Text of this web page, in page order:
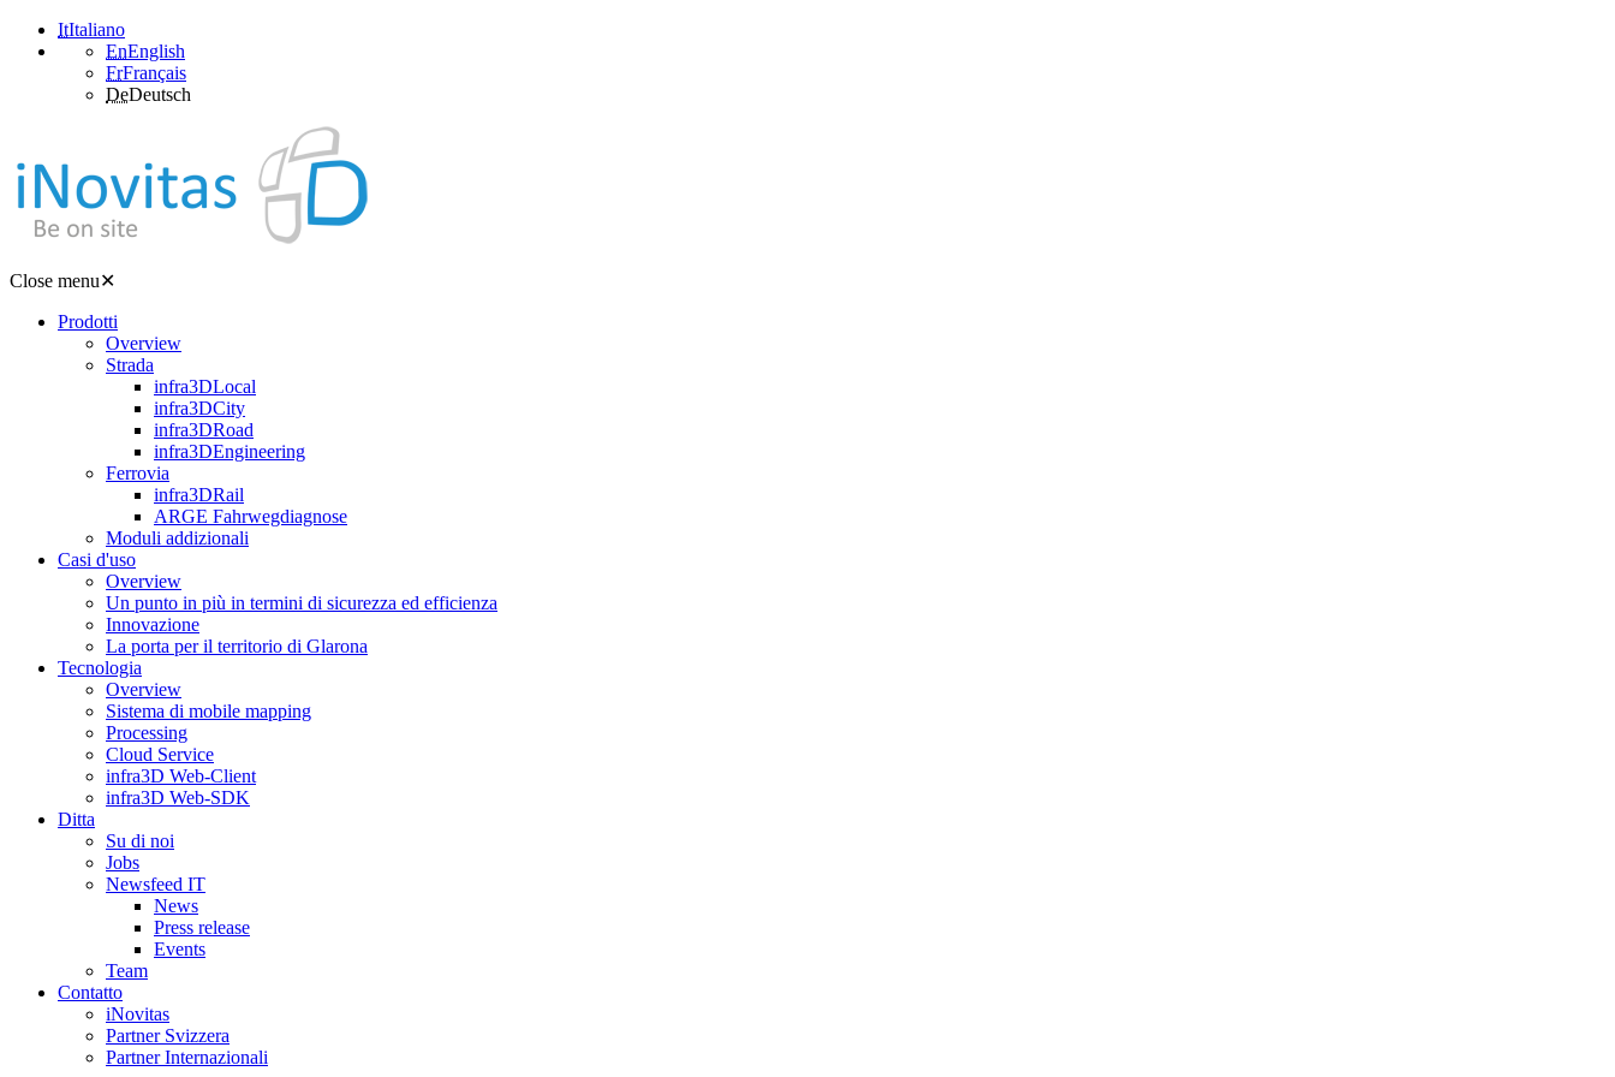
ItItaliano
EnEnglish
FrFrançais
DeDeutsch
Close menu✕
Prodotti
Overview
Strada
infra3DLocal
infra3DCity
infra3DRoad
infra3DEngineering
Ferrovia
infra3DRail
ARGE Fahrwegdiagnose
Moduli addizionali
Casi d'uso
Overview
Un punto in più in termini di sicurezza ed efficienza
Innovazione
La porta per il territorio di Glarona
Tecnologia
Overview
Sistema di mobile mapping
Processing
Cloud Service
infra3D Web-Client
infra3D Web-SDK
Ditta
Su di noi
Jobs
Newsfeed IT
News
Press release
Events
Team
Contatto
iNovitas
Partner Svizzera
Partner Internazionali